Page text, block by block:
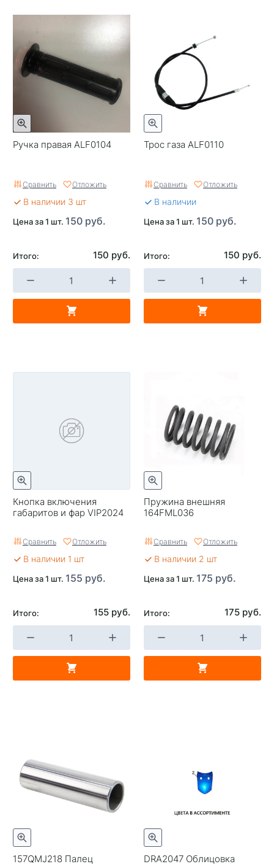
Ручка правая ALF0104
Сравнить Отложить
В наличии 3 шт
Цена за 1 шт. 150 руб.
Итого: 150 руб.
Трос газа ALF0110
Сравнить Отложить
В наличии
Цена за 1 шт. 150 руб.
Итого: 150 руб.
Кнопка включения
габаритов и фар VIP2024
Сравнить Отложить
В наличии 1 шт
Цена за 1 шт. 155 руб.
Итого: 155 руб.
Пружина внешняя
164FML036
Сравнить Отложить
В наличии 2 шт
Цена за 1 шт. 175 руб.
Итого: 175 руб.
157QMJ218 Палец
DRA2047 Облицовка